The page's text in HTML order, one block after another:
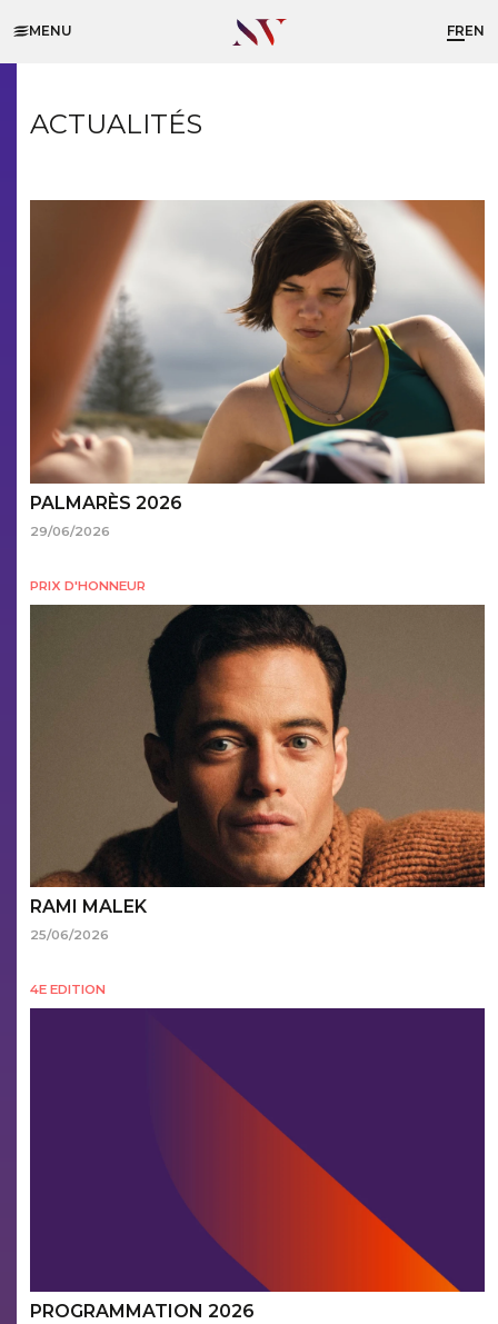
MENU FREN
ACTUALITÉS
PALMARÈS 2026
29/06/2026
PRIX D'HONNEUR
RAMI MALEK
25/06/2026
4E EDITION
PROGRAMMATION 2026